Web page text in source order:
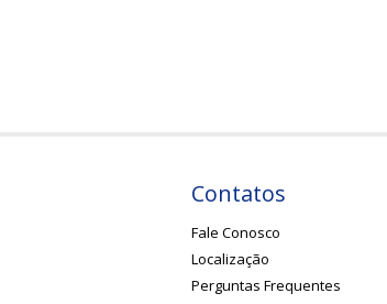
Contatos
Fale Conosco
Localização
Perguntas Frequentes